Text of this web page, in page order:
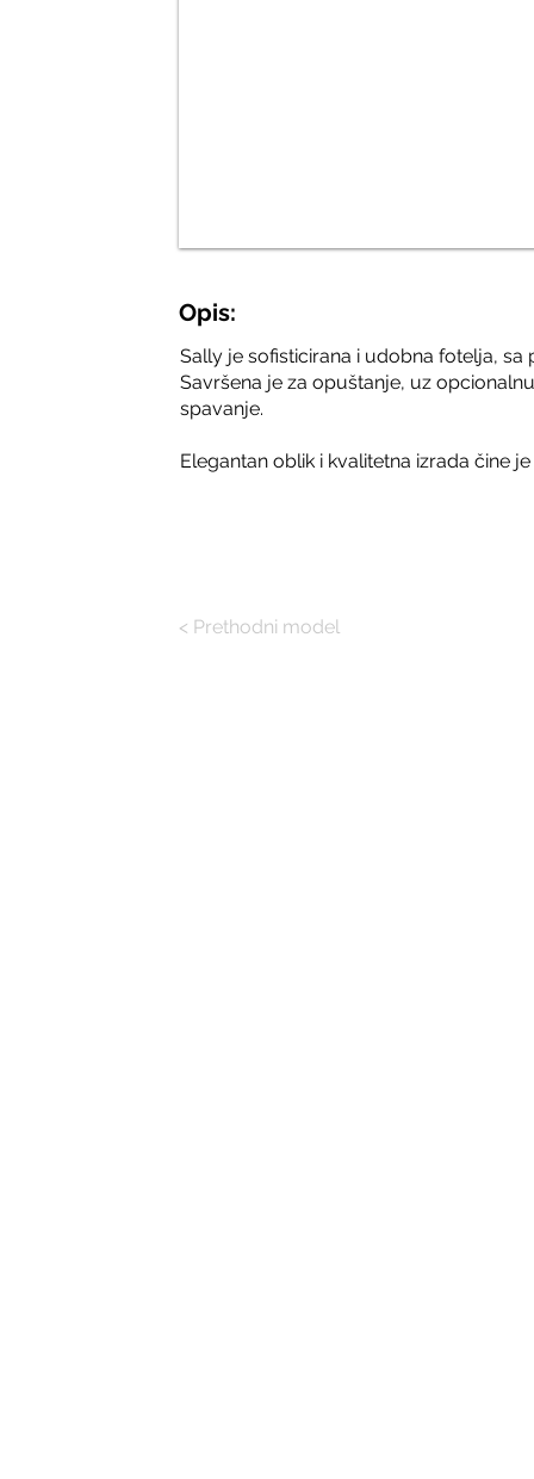
Opis:
Sally je sofisticirana i udobna fotelja,
Savršena je za opuštanje, uz
spavanje.
Elegantan oblik i kvalitetna izrada čine
< Prethodni model